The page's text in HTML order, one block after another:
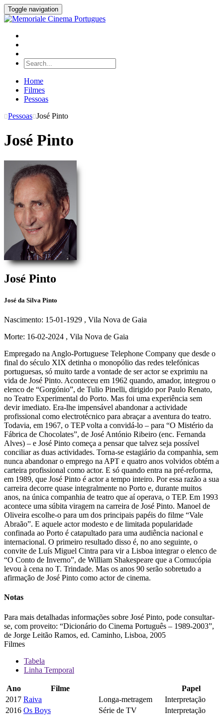
Toggle navigation
Home
Filmes
Pessoas
Pessoas José Pinto
José Pinto
José Pinto
José da Silva Pinto
Nascimento: 15-01-1929 , Vila Nova de Gaia
Morte: 16-02-2024 , Vila Nova de Gaia
Empregado na Anglo-Portuguese Telephone Company que desde o
final do século XIX detinha o monopólio das redes telefónicas
portuguesas, só muito tarde a vontade de ser actor se exprimiu na
vida de José Pinto. Aconteceu em 1962 quando, amador, integrou o
elenco de “Gorgónio”, de Tulio Pinelli, dirigido por Paulo Renato,
no Teatro Experimental do Porto. Mas foi uma experiência sem
devir imediato. Era-lhe impensável abandonar a actividade
profissional como electrotécnico para abraçar a aventura do teatro.
Todavia, em 1967, o TEP volta a convidá-lo – para “O Mistério da
Fábrica de Chocolates”, de José António Ribeiro (enc. Fernanda
Alves) – e José Pinto começa a pensar que talvez seja possível
conciliar as duas actividades. Torna-se estagiário da companhia, sem
nunca abandonar o emprego na APT e quatro anos volvidos obtém a
carteira profissional como actor. E só quando entra na pré-reforma,
em 1989, que José Pinto é actor a tempo inteiro. Por essa razão a sua
carreira decorre quase integralmente no Porto e, durante muitos
anos, na única companhia de teatro que aí operava, o TEP. Em 1993
acontece uma súbita viragem na carreira de José Pinto. Manoel de
Oliveira escolhe-o para um dos principais papéis do filme “Vale
Abraão”. E aquele actor modesto e de limitada popularidade
confinada ao Porto é catapultado para uma audiência nacional e
internacional. O primeiro resultado disso é, no ano seguinte, o
convite de Luís Miguel Cintra para vir a Lisboa integrar o elenco de
“O Conto de Inverno”, de William Shakespeare que a Cornucópia
levou à cena no T. Trindade. Mas os anos 90 serão sobretudo a
afirmação de José Pinto como actor de cinema.
Notas
Para mais detalhadas informações sobre José Pinto, pode consultar-
se, com proveito: “Dicionário do Cinema Português – 1989-2003”,
de Jorge Leitão Ramos, ed. Caminho, Lisboa, 2005
Filmes
Tabela
Linha Temporal
Ano Filme
Papel
2017 Raiva Longa-metragem
Interpretação
2016 Os Boys Série de TV
Interpretação